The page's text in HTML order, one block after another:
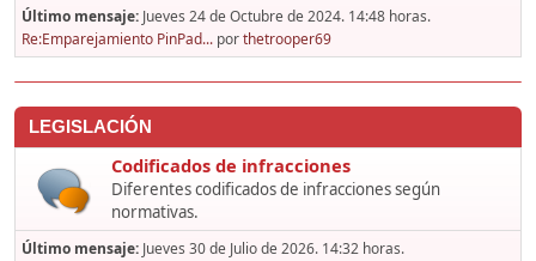
Último mensaje: Jueves 24 de Octubre de 2024. 14:48 horas.
Re:Emparejamiento PinPad... porthetrooper69
LEGISLACIÓN
Codificados de infracciones
Diferentes codificados de infracciones según
normativas.
Último mensaje: Jueves 30 de Julio de 2026. 14:32 horas.